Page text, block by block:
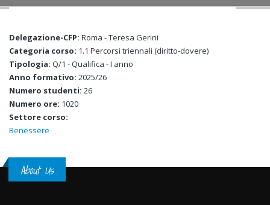
Delegazione-CFP: Roma - Teresa Gerini
Categoria corso: 1.1 Percorsi triennali (diritto-dovere)
Tipologia: Q/1 - Qualifica - I anno
Anno formativo: 2025/26
Numero studenti: 26
Numero ore: 1020
Settore corso:
Benessere
About Us